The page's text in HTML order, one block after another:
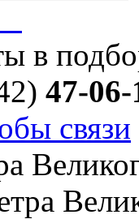
в
47-06-
связи